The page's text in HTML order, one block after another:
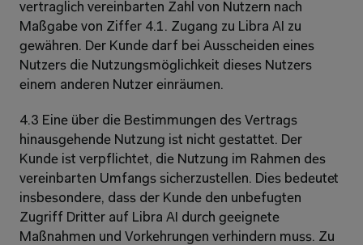
vertraglich vereinbarten Zahl von Nutzern nach
Maßgabe von Ziffer 4.1. Zugang zu Libra AI zu
gewähren. Der Kunde darf bei Ausscheiden eines
Nutzers die Nutzungsmöglichkeit dieses Nutzers
einem anderen Nutzer einräumen.
4.3 Eine über die Bestimmungen des Vertrags
hinausgehende Nutzung ist nicht gestattet. Der
Kunde ist verpflichtet, die Nutzung im Rahmen des
vereinbarten Umfangs sicherzustellen. Dies bedeutet
insbesondere, dass der Kunde den unbefugten
Zugriff Dritter auf Libra AI durch geeignete
Maßnahmen und Vorkehrungen verhindern muss. Zu